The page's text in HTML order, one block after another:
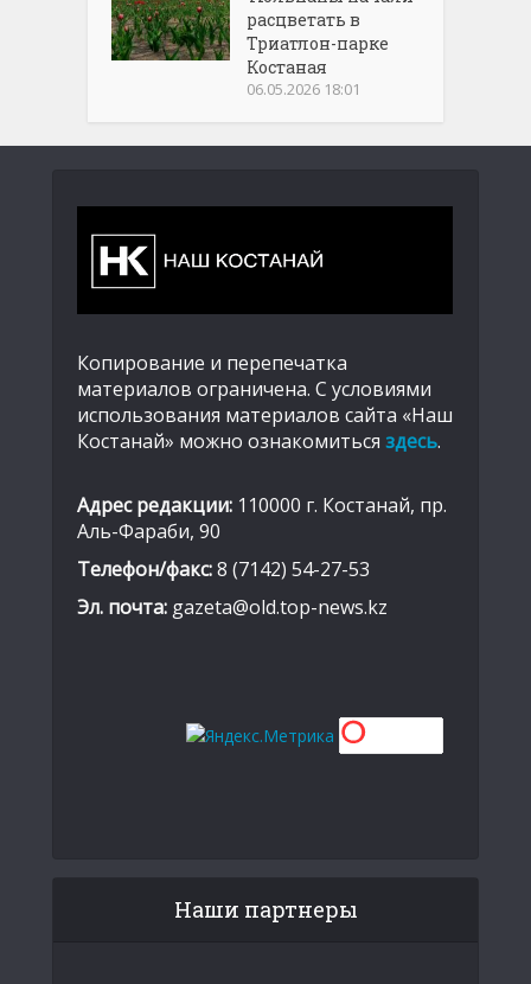
расцветать в
Триатлон-парке
Костаная
06.05.2026 18:01
Копирование и перепечатка
материалов ограничена. С условиями
использования материалов сайта «Наш
Костанай» можно ознакомиться здесь.
Адрес редакции: 110000 г. Костанай, пр.
Аль-Фараби, 90
Телефон/факс:8 (7142) 54-27-53
Эл. почта: gazeta@old.top-news.kz
Наши партнеры